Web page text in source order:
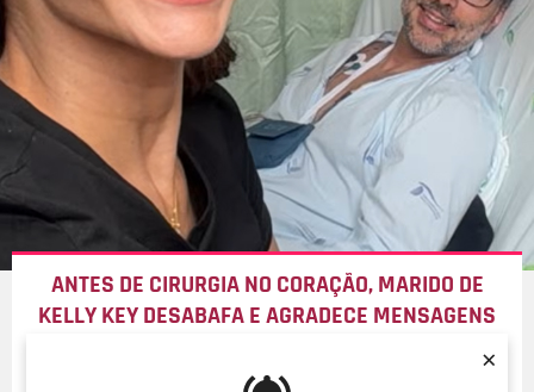
×
ANTES DE CIRURGIA NO CORAÇÃO, MARIDO DE
KELLY KEY DESABAFA E AGRADECE MENSAGENS
10/Ago/